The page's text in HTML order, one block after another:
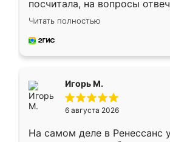
посчитала, на вопросы
Замерщик приехал в
делу со всей
за день, ребята работали
Читать полностью
Игорь М.
6 августа 2026
На самом деле в Ренессанс